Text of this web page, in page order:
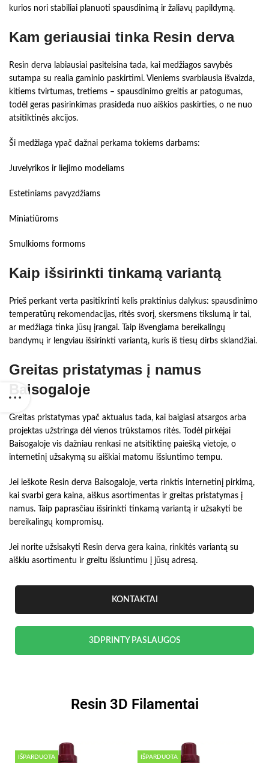
kurios nori stabiliai planuoti spausdinimą ir žaliavų papildymą.
Kam geriausiai tinka Resin derva
Resin derva labiausiai pasiteisina tada, kai medžiagos savybės
sutampa su realia gaminio paskirtimi. Vieniems svarbiausia išvaizda,
kitiems tvirtumas, tretiems – spausdinimo greitis ar patogumas,
todėl geras pasirinkimas prasideda nuo aiškios paskirties, o ne nuo
atsitiktinės akcijos.
Ši medžiaga ypač dažnai perkama tokiems darbams:
Juvelyrikos ir liejimo modeliams
Estetiniams pavyzdžiams
Miniatiūroms
Smulkioms formoms
Kaip išsirinkti tinkamą variantą
Prieš perkant verta pasitikrinti kelis praktinius dalykus: spausdinimo
temperatūrų rekomendacijas, ritės svorį, skersmens tikslumą ir tai,
ar medžiaga tinka jūsų įrangai. Taip išvengiama bereikalingų
bandymų ir lengviau išsirinkti variantą, kuris iš tiesų dirbs sklandžiai.
Greitas pristatymas į namus
Baisogaloje
Greitas pristatymas ypač aktualus tada, kai baigiasi atsargos arba
projektas užstringa dėl vienos trūkstamos ritės. Todėl pirkėjai
Baisogaloje vis dažniau renkasi ne atsitiktinę paiešką vietoje, o
internetinį užsakymą su aiškiai matomu išsiuntimo tempu.
Jei ieškote Resin derva Baisogaloje, verta rinktis internetinį pirkimą,
kai svarbi gera kaina, aiškus asortimentas ir greitas pristatymas į
namus. Taip paprasčiau išsirinkti tinkamą variantą ir užsakyti be
bereikalingų kompromisų.
Jei norite užsisakyti Resin derva gera kaina, rinkitės variantą su
aiškiu asortimentu ir greitu išsiuntimu į jūsų adresą.
KONTAKTAI
3DPRINTY PASLAUGOS
Resin 3D Filamentai
IŠPARDUOTA IŠPARDUOTA